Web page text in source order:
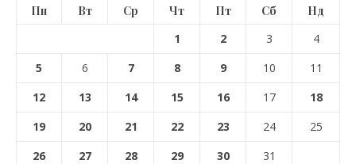
Пн Вт Ср Чт Пт Сб
Нд
1
2 3
4
5
6 7 8 9 10
11
12
13 14 15 16 17
18
19
20 21 22 23 24
25
26
27 28 29 30 31